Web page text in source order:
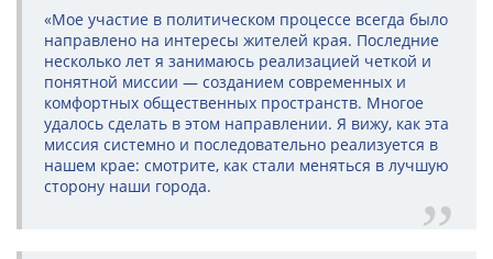
«Мое участие в политическом процессе всегда было
направлено на интересы жителей края. Последние
несколько лет я занимаюсь реализацией четкой и
понятной миссии — созданием современных и
комфортных общественных пространств. Многое
удалось сделать в этом направлении. Я вижу, как эта
миссия системно и последовательно реализуется в
нашем крае: смотрите, как стали меняться в лучшую
сторону наши города.